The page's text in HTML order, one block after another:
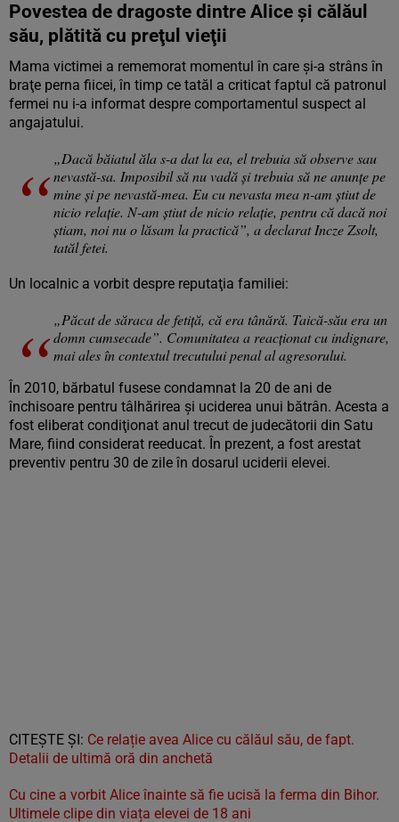
Povestea de dragoste dintre Alice şi călăul
său, plătită cu preţul vieţii
Mama victimei a rememorat momentul în care şi-a strâns în
braţe perna fiicei, în timp ce tatăl a criticat faptul că patronul
fermei nu i-a informat despre comportamentul suspect al
angajatului.
„Dacă băiatul ăla s-a dat la ea, el trebuia să observe sau
nevastă-sa. Imposibil să nu vadă şi trebuia să ne anunţe pe
mine şi pe nevastă-mea. Eu cu nevasta mea n-am ştiut de
nicio relaţie. N-am ştiut de nicio relaţie, pentru că dacă noi
ştiam, noi nu o lăsam la practică”, a declarat Incze Zsolt,
tatăl fetei.
Un localnic a vorbit despre reputaţia familiei:
„Păcat de săraca de fetiţă, că era tânără. Taică-său era un
domn cumsecade”. Comunitatea a reacţionat cu indignare,
mai ales în contextul trecutului penal al agresorului.
În 2010, bărbatul fusese condamnat la 20 de ani de
închisoare pentru tâlhărirea şi uciderea unui bătrân. Acesta a
fost eliberat condiţionat anul trecut de judecătorii din Satu
Mare, fiind considerat reeducat. În prezent, a fost arestat
preventiv pentru 30 de zile în dosarul uciderii elevei.
CITEŞTE ŞI: Ce relație avea Alice cu călăul său, de fapt.
Detalii de ultimă oră din anchetă
Cu cine a vorbit Alice înainte să fie ucisă la ferma din Bihor.
Ultimele clipe din viața elevei de 18 ani